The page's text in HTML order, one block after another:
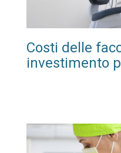
Costi delle
investimento